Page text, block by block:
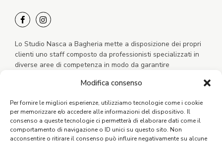
Modifica consenso
Per fornire le migliori esperienze, utilizziamo tecnologie come i cookie
per memorizzare e/o accedere alle informazioni del dispositivo. Il
consenso a queste tecnologie ci permetterà di elaborare dati come il
comportamento di navigazione o ID unici su questo sito. Non
acconsentire o ritirare il consenso può influire negativamente su alcune
Lo Studio Nasca a Bagheria mette a disposizione dei propri
clienti uno staff composto da professionisti specializzati in
diverse aree di competenza in modo da garantire